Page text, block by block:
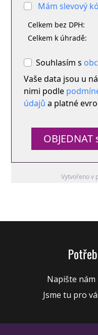
Mám slevový
Celkem bez DPH:
Celkem k úhradě:
Souhlasím s
Vaše data jsou u
nimi podle
údajů a platné
Vytvořeno v
Napište nám
Jsme tu pro